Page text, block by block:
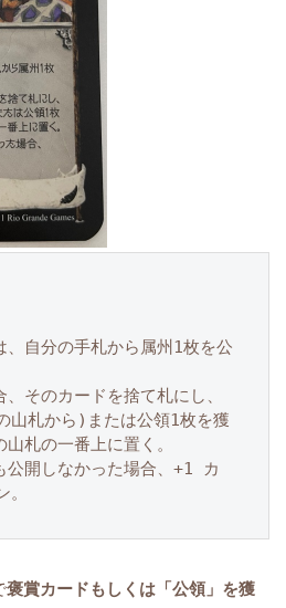
、自分の手札から属州1枚を公
そのカードを捨て札にし、
山札から)または公領1枚を獲
札の一番上に置く。
公開しなかった場合、+1 カ
褒賞カードもしくは「公領」を獲